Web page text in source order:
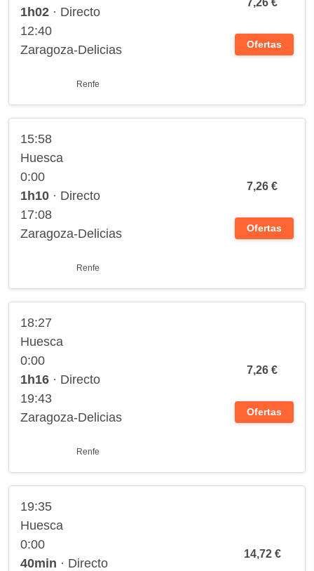
1h02 · Directo
12:40
Zaragoza-Delicias
Renfe
7,26 €
Ofertas
15:58
Huesca
0:00
1h10 · Directo
17:08
Zaragoza-Delicias
Renfe
7,26 €
Ofertas
18:27
Huesca
0:00
1h16 · Directo
19:43
Zaragoza-Delicias
Renfe
7,26 €
Ofertas
19:35
Huesca
0:00
40min · Directo
14,72 €